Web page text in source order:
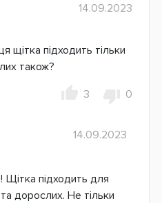
14.09.2023
щітка підходить тільки
також?
3 0
14.09.2023
Щітка підходить для
дорослих. Не тільки